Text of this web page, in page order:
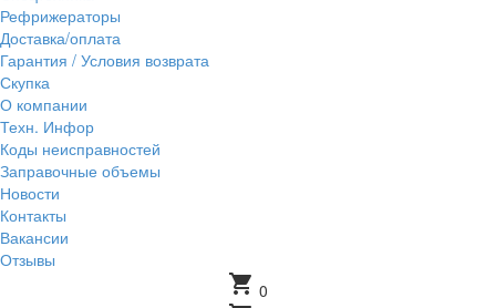
Рефрижераторы
Доставка/оплата
Гарантия / Условия возврата
Скупка
О компании
Техн. Инфор
Коды неисправностей
Заправочные объемы
Новости
Контакты
Вакансии
Отзывы
shopping_cart 0